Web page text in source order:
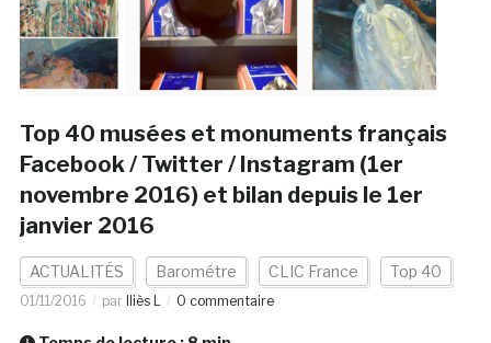
Top 40 musées et monuments français
Facebook / Twitter / Instagram (1er
novembre 2016) et bilan depuis le 1er
janvier 2016
ACTUALITÉS Barométre CLIC France Top 40
01/11/2016 par Iliès L 0 commentaire